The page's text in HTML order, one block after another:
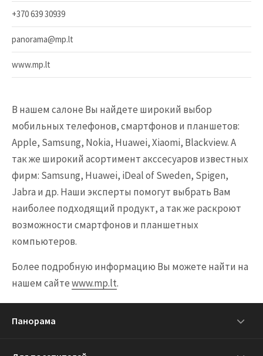
+370 639 30939
panorama@mp.lt
www.mp.lt
B нашем салоне Вы найдете широкий выбор
мобильных телефонов, смартфонов и планшетов:
Apple, Samsung, Nokia, Huawei, Xiaomi, Blackview. А
так же широкий асортимент акcсесуаров известных
фирм: Samsung, Huawei, iDeal of Sweden, Spigen,
Jabra и др. Наши эксперты помогут выбрать Bам
наиболее подходящий продукт, а так же раскроют
возможности смартфонов и планшетных
компьютеров.
Более подробную информацию Вы можете найти на
нашем сайтеwww.mp.lt.
Панорама